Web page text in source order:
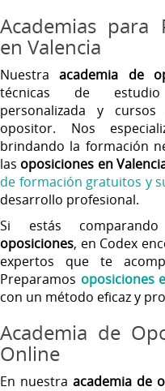
Academias para
en Valencia
Nuestraacademia de
técnicas de estudio
personalizada y
opositor. Nos
brindando la formación
las oposiciones en
de formación gratuitos y
desarrollo profesional.
Si estás
oposiciones, en Codex
expertos que te
Preparamos oposiciones
con un método eficaz y
Academia de
Online
En nuestra academia de